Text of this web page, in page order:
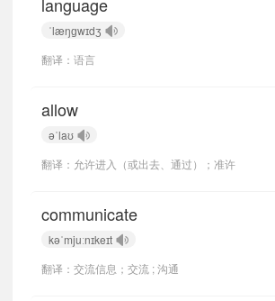
ˈlæŋɡwɪdʒ
翻译：语言
allow
əˈlaʊ
翻译：允许进入（或出去、通过）；准许
communicate
kəˈmjuːnɪkeɪt
翻译：交流信息；交流 ; 沟通